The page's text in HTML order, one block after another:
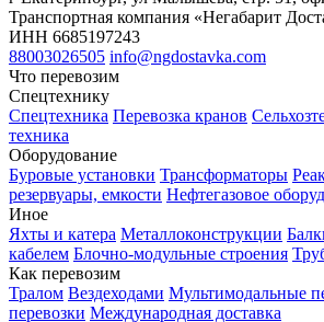
Транспортная компания «Негабарит
ИНН 6685197243
88003026505 info@ngdostavka.com
Что перевозим
Спецтехнику
Спецтехника Перевозка кранов
техника
Оборудование
Буровые установки Трансформаторы
резервуары, емкости Нефтегазовое
Иное
Яхты и катера Металлоконструкции
кабелем Блочно-модульные строения
Как перевозим
Тралом Вездеходами Мультимодальные
перевозки Международная доставка